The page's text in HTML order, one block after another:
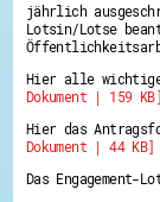
jährlich
Lotsin/Lotse
Hier alle
Dokument | 159 KB]
Hier das
Dokument | 44 KB]
Das Engagement-